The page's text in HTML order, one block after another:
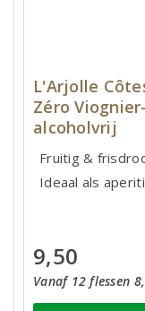
L'Arjolle
Zéro
alcoholvrij
Fruitig &
Ideaal als
9,50
Vanaf 12 flessen